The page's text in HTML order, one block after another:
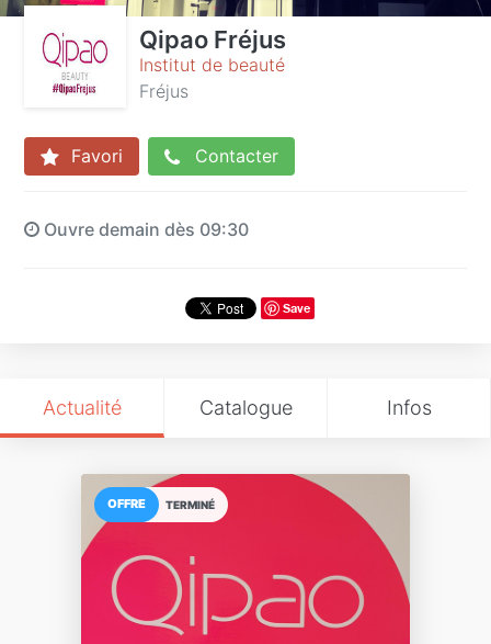
Qipao Fréjus
Institut de beauté
Fréjus
Favori Contacter
Ouvre demain dès 09:30
Save
Actualité Catalogue Infos
TERMINÉ
OFFRE